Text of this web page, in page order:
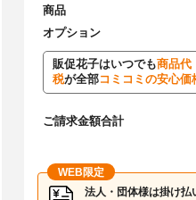
商品
オプション
販促花子はいつでも商品代
税が全部コミコミの安心価
ご請求金額合計
WEB限定
法人・団体様は掛け払